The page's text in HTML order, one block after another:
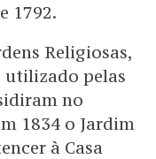
1792.
Religiosas,
utilizado pelas
no
1834 o Jardim
à Casa